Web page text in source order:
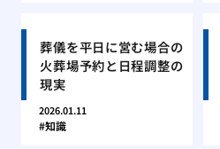
葬儀を平日に営む場合の
火葬場予約と日程調整の
現実
2026.01.11
知識